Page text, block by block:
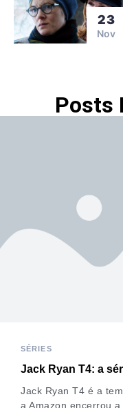
23
Nov
Posts
SÉRIES
Jack Ryan T4: a
Jack Ryan T4 é a
a Amazon encerrou